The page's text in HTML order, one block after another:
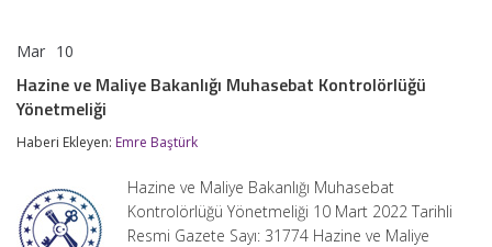
Mar 10
Maliye
Bakanlığı
Muhasebat
Kontrolörlüğü
Hazine ve Maliye Bakanlığı Muhasebat Kontrolörlüğü
Yönetmeliği
Haberi Ekleyen: Emre Baştürk
Hazine ve Maliye Bakanlığı Muhasebat
Kontrolörlüğü Yönetmeliği 10 Mart 2022 Tarihli
Resmi Gazete Sayı: 31774 Hazine ve Maliye